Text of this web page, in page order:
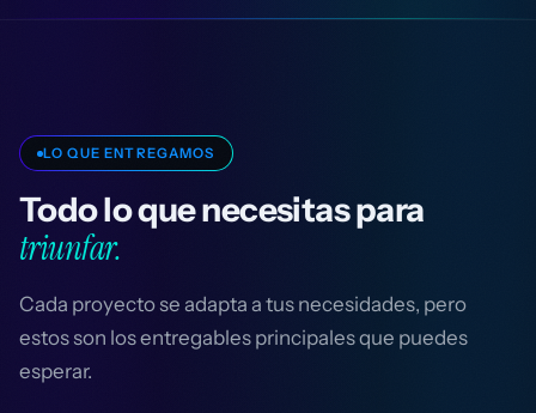
LO QUE ENTREGAMOS
Todo lo que necesitas para
triunfar.
Cada proyecto se adapta a tus necesidades, pero
estos son los entregables principales que puedes
esperar.